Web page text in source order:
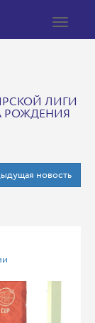
Toggle
ЛИГИ
РОЖДЕНИЯ
новость